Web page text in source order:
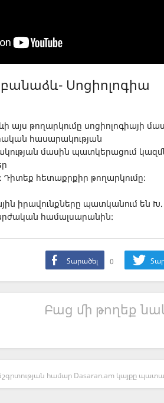
Սոցիոլոգիա
այս թողարկումը սոցիոլոգիայի
հասարակության
մասին պատկերացում
Դիտեք հետաքրքիր թողարկումը:
իրավունքները պատկանում են
համալսարանին:
Տարածել 0
Բաց մի թողեք
համար Dasaran.am կայքը